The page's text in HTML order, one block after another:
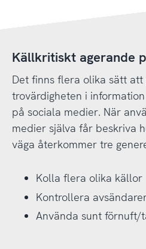
Källkritiskt agerande
Det finns flera olika sätt att
trovärdigheten i
på sociala medier. När
medier själva får beskriva
väga återkommer tre
Kolla flera olika källor
Kontrollera
Använda sunt förnuft/